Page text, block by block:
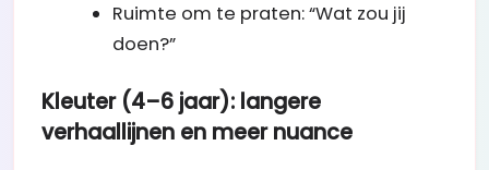
Ruimte om te praten: “Wat zou jij
doen?”
Kleuter (4–6 jaar): langere
verhaallijnen en meer nuance